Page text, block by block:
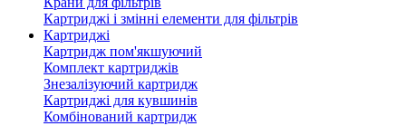
Картриджі і змінні елементи для фільтрів
Картриджі
Картридж пом'якшуючий
Комплект картриджів
Знезалізуючий картридж
Картриджі для кувшинів
Комбінований картридж